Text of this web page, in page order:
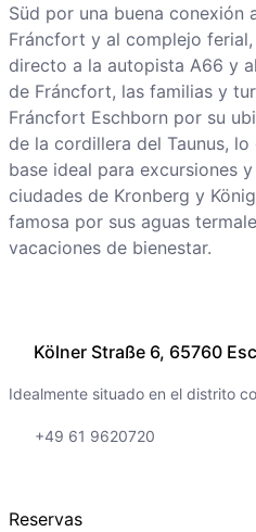
Kölner Straße 6, 65760
Idealmente situado en el distrito
+49 61 9620720
Reservas
Süd por una buena conexión
Fráncfort y al complejo
directo a la autopista A66 y
de Fráncfort, las familias y
Fráncfort Eschborn por su
de la cordillera del Taunus,
base ideal para excursiones
ciudades de Kronberg y
famosa por sus aguas
vacaciones de bienestar.